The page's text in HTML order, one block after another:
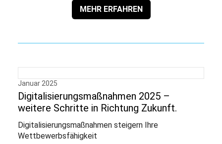
MEHR ERFAHREN
Januar 2025
Digitalisierungsmaßnahmen 2025 –
weitere Schritte in Richtung Zukunft.
Digitalisierungsmaßnahmen steigern Ihre
Wettbewerbsfähigkeit